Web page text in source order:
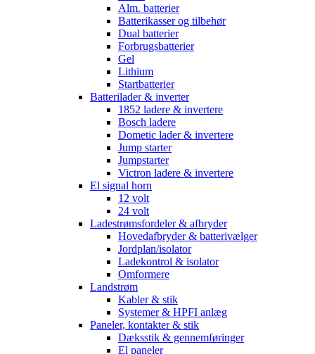
Alm. batterier
Batterikasser og tilbehør
Dual batterier
Forbrugsbatterier
Gel
Lithium
Startbatterier
Batterilader & inverter
1852 ladere & invertere
Bosch ladere
Dometic lader & invertere
Jump starter
Jumpstarter
Victron ladere & invertere
El signal horn
12 volt
24 volt
Ladestrømsfordeler & afbryder
Hovedafbryder & batterivælger
Jordplan/isolator
Ladekontrol & isolator
Omformere
Landstrøm
Kabler & stik
Systemer & HPFI anlæg
Paneler, kontakter & stik
Dæksstik & gennemføringer
El paneler